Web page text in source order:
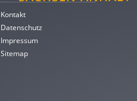
Kontakt
Datenschutz
Impressum
Sitemap